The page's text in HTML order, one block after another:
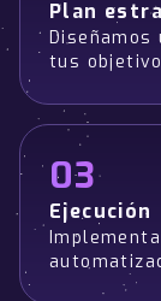
Plan
tus
03
Ejecución